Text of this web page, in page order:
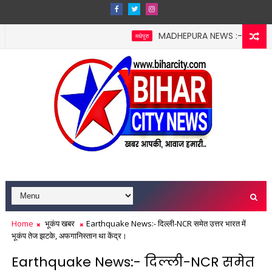
MADHEPURA NEWS :- मधेपुरा
₹25 हजार और सेवन पर ₹5100 जुर्माना, ग्रामीणों ने बनाई 'नशा मुक्ति
Home भूकंप खबर
Earthquake News:- दिल्ली-NCR समेत उत्तर भारत में
भूकंप तेज झटके, अफगानिस्तान था केंद्र।
Earthquake News:- दिल्ली-NCR समेत